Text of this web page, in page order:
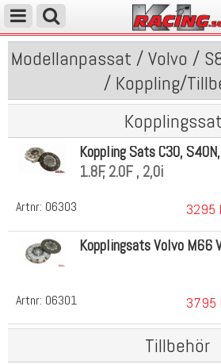
Modellanpassat / Volvo /
/ Koppling/
Artnr: 06303
Koppling Sats C30,
1.8F, 2.0F , 2,0i
3295
Artnr: 06301
Kopplingsats Volvo M66
3795
Tillbehör